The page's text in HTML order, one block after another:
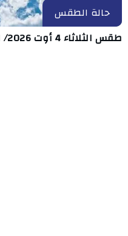
حالة الطقس
طقس الثلاثاء 4 أوت 2026/ الحرارة تلامس 47